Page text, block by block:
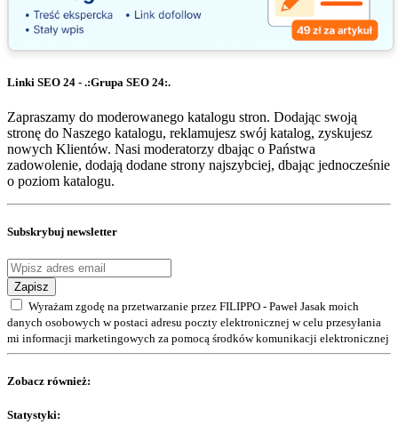
Linki SEO 24 - .:Grupa SEO 24:.
Zapraszamy do moderowanego katalogu stron. Dodając swoją
stronę do Naszego katalogu, reklamujesz swój katalog, zyskujesz
nowych Klientów. Nasi moderatorzy dbając o Państwa
zadowolenie, dodają dodane strony najszybciej, dbając jednocześnie
o poziom katalogu.
Subskrybuj newsletter
Zapisz
Wyrażam zgodę na przetwarzanie przez FILIPPO - Paweł Jasak moich
danych osobowych w postaci adresu poczty elektronicznej w celu przesyłania
mi informacji marketingowych za pomocą środków komunikacji elektronicznej
Zobacz również:
Statystyki: